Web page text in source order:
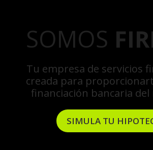
SOMOS
Tu empresa de servicios
creada para
financiación bancaria del
SIMULA TU